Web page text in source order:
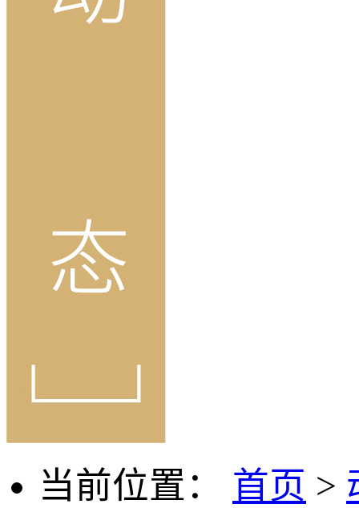
当前位置： 首页 >